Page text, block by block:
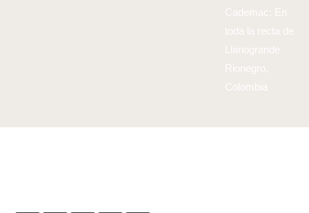
Cademac: En
toda la recta de
Llanogrande
Rionegro,
Colombia